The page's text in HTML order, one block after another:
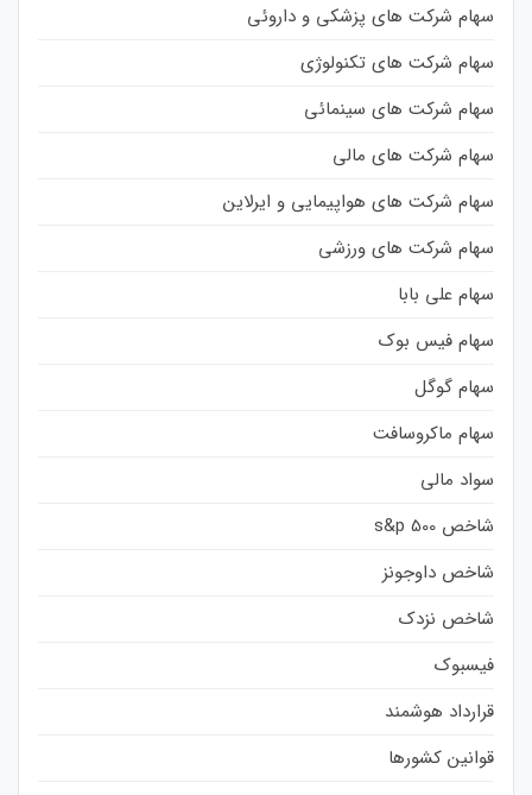
سهام شرکت های پزشکی و داروئی
سهام شرکت های تکنولوژی
سهام شرکت های سینمائی
سهام شرکت های مالی
سهام شرکت های هواپیمایی و ایرلاین
سهام شرکت های ورزشی
سهام علی بابا
سهام فیس بوک
سهام گوگل
سهام ماکروسافت
سواد مالی
شاخص s&p 500
شاخص داوجونز
شاخص نزدک
فیسبوک
قرارداد هوشمند
قوانین کشورها